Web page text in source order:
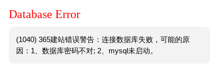
Database Error
(1040) 365建站错误警告：连接数据库失败，可能的原
因：1、数据库密码不对; 2、mysql未启动。